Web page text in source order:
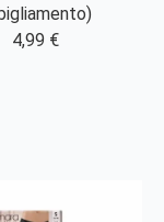
4,99 €